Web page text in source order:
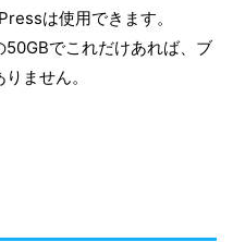
は使用できます。
50GBでこれだけあれば、ブ
ません。